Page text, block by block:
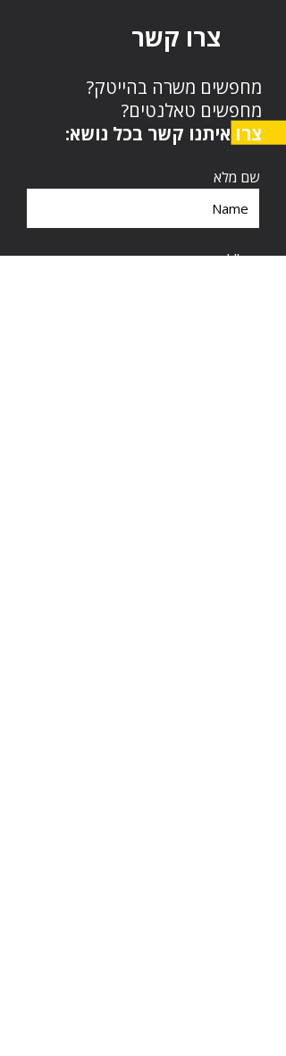
צרו קשר
מחפשים משרה בהייטק?
מחפשים טאלנטים?
צרו איתנו קשר בכל נושא:
שם מלא
דוא"ל